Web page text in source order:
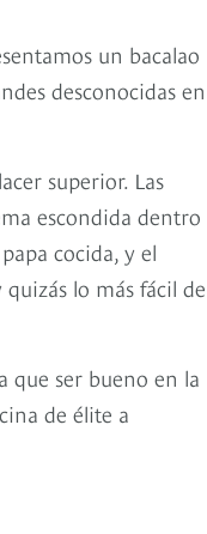
un bacalao
desconocidas en
superior. Las
escondida dentro
cocida, y el
lo más fácil de
que ser bueno en la
de élite a